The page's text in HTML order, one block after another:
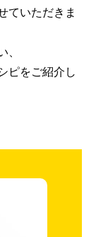
ていただきま
ピをご紹介し